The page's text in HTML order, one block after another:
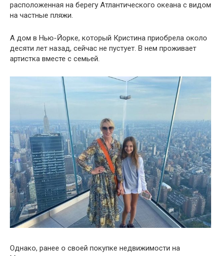
расположенная на берегу Атлантического океана с видом
на частные пляжи.
А дом в Нью-Йорке, который Кристина приобрела около
десяти лет назад, сейчас не пустует. В нем проживает
артистка вместе с семьей.
Однако, ранее о своей покупке недвижимости на